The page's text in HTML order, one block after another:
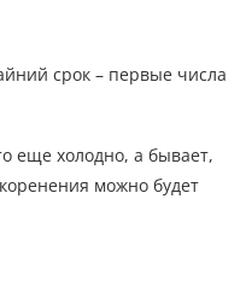
срок – первые числа
еще холодно, а бывает,
можно будет